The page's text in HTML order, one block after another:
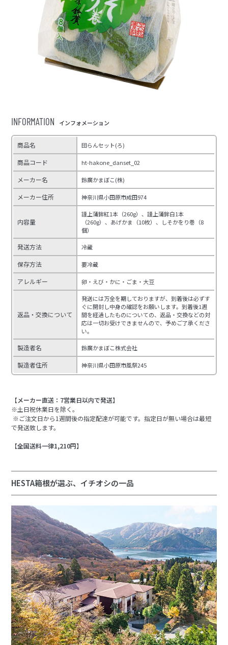
INFORMATION インフォメーション
商品名 団らんセット(ろ)
商品コード ht-hakone_danset_02
メーカー名 鈴廣かまぼこ(株)
メーカー住所 神奈川県小田原市成田974
内容量
謹上蒲鉾紅1本（260g）、謹上蒲鉾白1本
（260g）、あげかま（10枚）、しそかをり巻（8
個）
発送方法 冷蔵
保存方法 要冷蔵
アレルギー 卵・えび・かに・ごま・大豆
返品・交換について
発送には万全を期しておりますが、到着後は必ずす
ぐに開封し中身の確認をお願いします。到着後1週
間を経過したものについての、返品・交換などの対
応は一切お受けできませんので、予めご了承くださ
い。
製造者名 鈴廣かまぼこ株式会社
製造者住所 神奈川県小田原市風祭245
【メーカー直送：7営業日以内で発送】
※土日祝休業日を除く。
※ご注文日から1週間後の指定配達が可能です。指定日が無い場合は最短
で発送致します。
【全国送料一律1,210円】
HESTA箱根が選ぶ、イチオシの一品